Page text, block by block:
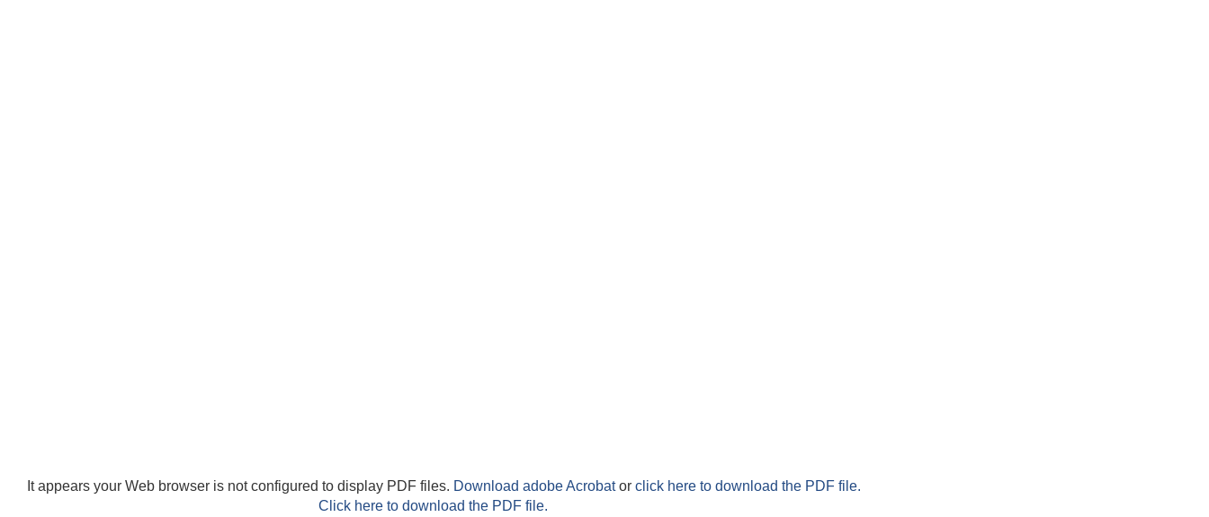
It appears your Web browser is not configured to display PDF files. Download adobe Acrobator click here to download the PDF file.
Click here to download the PDF file.